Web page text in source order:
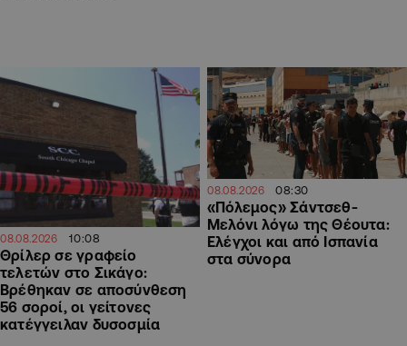
08.08.2026 10:08
Θρίλερ σε γραφείο
τελετών στο Σικάγο:
Βρέθηκαν σε αποσύνθεση
56 σοροί, οι γείτονες
κατέγγειλαν δυσοσμία
08.08.2026 08:30
«Πόλεμος» Σάντσεθ-
Μελόνι λόγω της Θέουτα:
Ελέγχοι και από Ισπανία
στα σύνορα